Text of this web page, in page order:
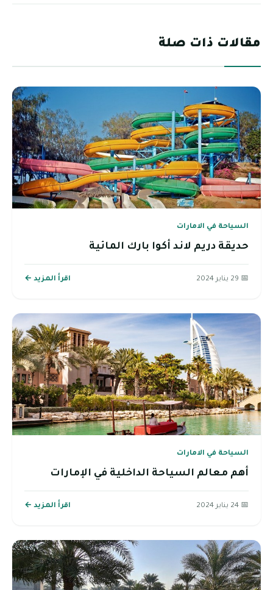
مقالات ذات صلة
السياحة في الامارات
حديقة دريم لاند أكوا بارك المائية
📅 29 يناير 2024 اقرأ المزيد ←
السياحة في الامارات
أهم معالم السياحة الداخلية في الإمارات
📅 24 يناير 2024 اقرأ المزيد ←